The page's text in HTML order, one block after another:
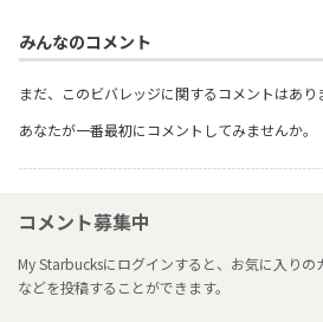
みんなのコメント
まだ、このビバレッジに関するコメントはあり
あなたが一番最初にコメントしてみませんか。
コメント募集中
My Starbucksにログインすると、お気に入り
などを投稿することができます。